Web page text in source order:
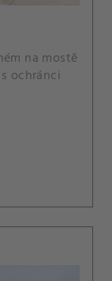
na mostě
ochránci